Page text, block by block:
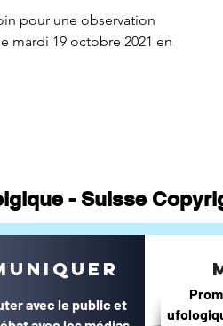
pour une observation
2021 en
- Suisse
avec le public et